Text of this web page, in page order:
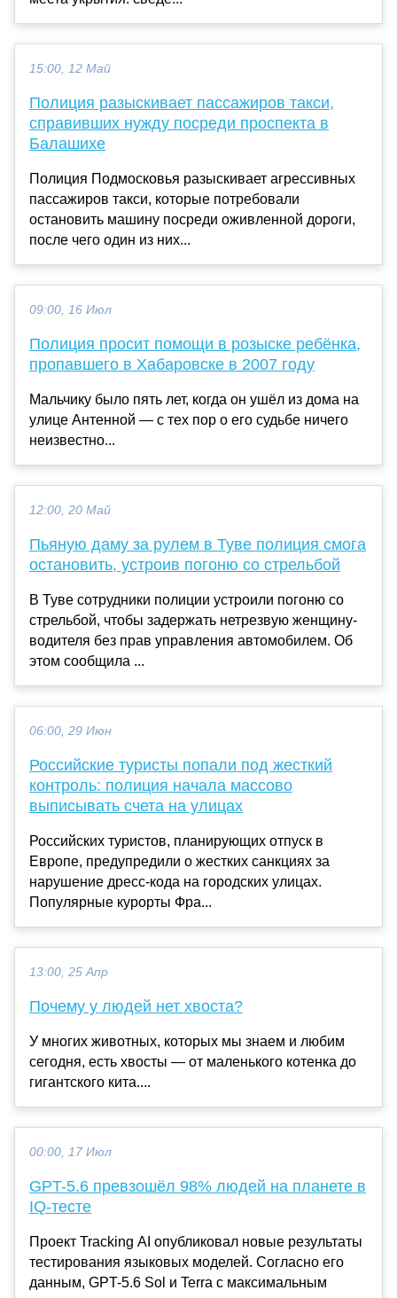
15:00, 12 Май
Полиция разыскивает пассажиров такси,
справивших нужду посреди проспекта в
Балашихе
Полиция Подмосковья разыскивает агрессивных
пассажиров такси, которые потребовали
остановить машину посреди оживленной дороги,
после чего один из них...
09:00, 16 Июл
Полиция просит помощи в розыске ребёнка,
пропавшего в Хабаровске в 2007 году
Мальчику было пять лет, когда он ушёл из дома на
улице Антенной — с тех пор о его судьбе ничего
неизвестно...
12:00, 20 Май
Пьяную даму за рулем в Туве полиция смога
остановить, устроив погоню со стрельбой
В Туве сотрудники полиции устроили погоню со
стрельбой, чтобы задержать нетрезвую женщину-
водителя без прав управления автомобилем. Об
этом сообщила ...
06:00, 29 Июн
Российские туристы попали под жесткий
контроль: полиция начала массово
выписывать счета на улицах
Российских туристов, планирующих отпуск в
Европе, предупредили о жестких санкциях за
нарушение дресс-кода на городских улицах.
Популярные курорты Фра...
13:00, 25 Апр
Почему у людей нет хвоста?
У многих животных, которых мы знаем и любим
сегодня, есть хвосты — от маленького котенка до
гигантского кита....
00:00, 17 Июл
GPT-5.6 превзошёл 98% людей на планете в
IQ-тесте
Проект Tracking AI опубликовал новые результаты
тестирования языковых моделей. Согласно его
данным, GPT-5.6 Sol и Terra с максимальным